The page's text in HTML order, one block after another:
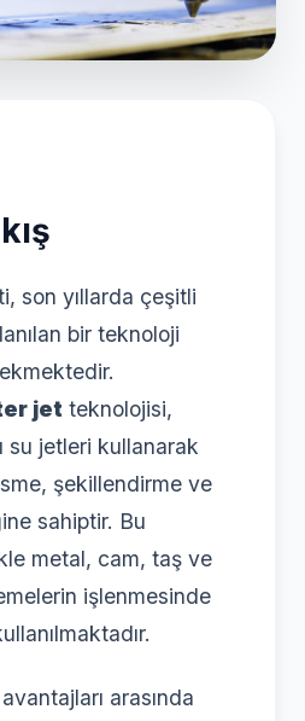
son yıllarda çeşitli
bir teknoloji
jet teknolojisi,
su jetleri kullanarak
şekillendirme ve
sahiptir. Bu
metal, cam, taş ve
işlenmesinde
arasında